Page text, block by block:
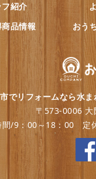
紹介
品情報 おう
でリフォームなら水
〒573-0006 大
間/9：00～18：00 定